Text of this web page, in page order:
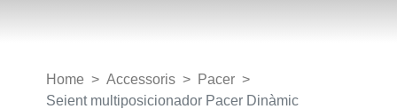
Home Accessoris
Pacer
Seient multiposicionador Pacer Dinàmic